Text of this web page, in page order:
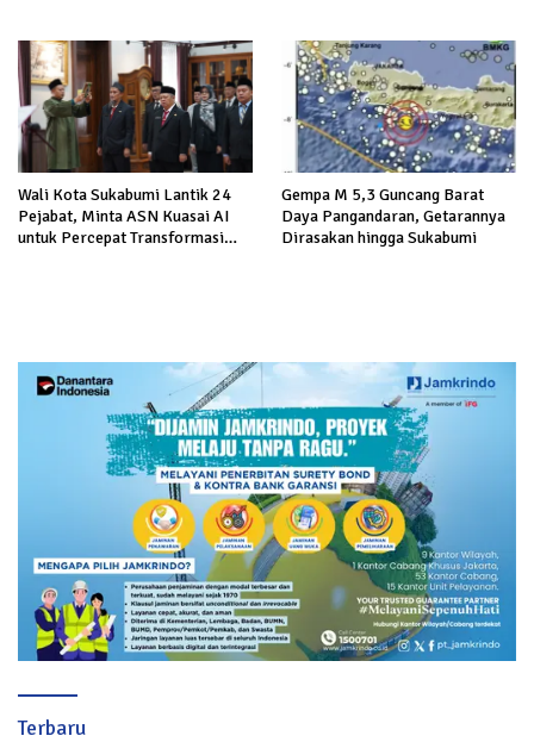
Sukabumi
Wali Kota Sukabumi Lantik 24
Pejabat, Minta ASN Kuasai AI
untuk Percepat Transformasi
Gempa M 5,3 Guncang Barat
Daya Pangandaran, Getarannya
Dirasakan hingga Sukabumi
Terbaru